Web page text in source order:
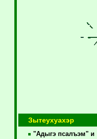
Зытеухуахэр
"Адыгэ псалъэм" и